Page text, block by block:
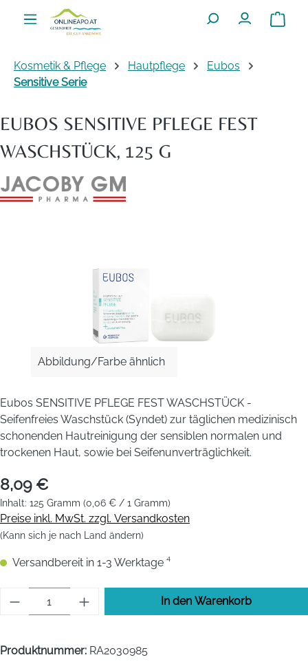
Zum Hauptinhalt springen
Kosmetik & Pflege Hautpflege
Eubos
Sensitive Serie
EUBOS SENSITIVE PFLEGE FEST
WASCHSTÜCK, 125 G
Abbildung/Farbe ähnlich
Eubos SENSITIVE PFLEGE FEST WASCHSTÜCK -
Seifenfreies Waschstück (Syndet) zur täglichen medizinisch
schonenden Hautreinigung der sensiblen normalen und
trockenen Haut, sowie bei Seifenunverträglichkeit.
8,09 €
Inhalt: 125 Gramm (0,06 € / 1 Gramm)
Preise inkl. MwSt. zzgl. Versandkosten
(Kann sich je nach Land ändern)
Versandbereit in 1-3 Werktage ⁴
Produkt Anzahl: Gib den gewünschten
In den Warenkorb
Produktnummer: RA2030985